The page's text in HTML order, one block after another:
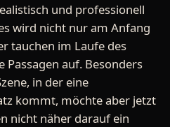
und professionell
wird nicht nur am Anfang
tauchen im Laufe des
Passagen auf. Besonders
in der eine
kommt, möchte aber jetzt
nicht näher darauf ein